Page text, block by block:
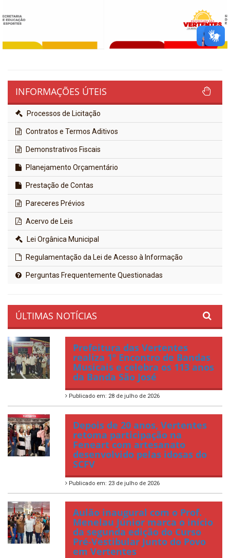
INFORMAÇÕES ÚTEIS
Processos de Licitação
Contratos e Termos Aditivos
Demonstrativos Fiscais
Planejamento Orçamentário
Prestação de Contas
Pareceres Prévios
Acervo de Leis
Lei Orgânica Municipal
Regulamentação da Lei de Acesso à Informação
Perguntas Frequentemente Questionadas
ÚLTIMAS NOTÍCIAS
Prefeitura das Vertentes
realiza 1º Encontro de Bandas
Musicais e celebra os 113 anos
da Banda São José
Publicado em: 28 de julho de 2026
Depois de 20 anos, Vertentes
retoma participação na
Feneart com artesanato
desenvolvido pelas idosas do
SCFV
Publicado em: 23 de julho de 2026
Aulão inaugural com o Prof.
Menelau Júnior marca o início
da segunda edição do Curso
Pré-Vestibular Junto do Povo
em Vertentes